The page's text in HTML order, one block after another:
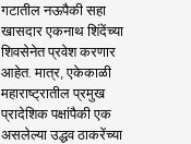
गटातील नऊपैकी सहा
खासदार एकनाथ शिंदेंच्या
शिवसेनेत प्रवेश करणार
आहेत. मात्र, एकेकाळी
महाराष्ट्रातील प्रमुख
प्रादेशिक पक्षांपैकी एक
असलेल्या उद्धव ठाकरेंच्या